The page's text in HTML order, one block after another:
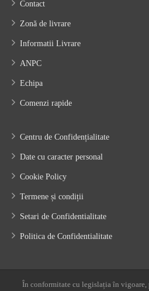
Contact
Zonă de livrare
Informatii Livrare
ANPC
Echipa
Comenzi rapide
Centru de Confidențialitate
Date cu caracter personal
Cookie Policy
Termene și condiții
Setari de Confidentialitate
Politica de Confidentialitate
În conformitate cu legislația în vigoare,